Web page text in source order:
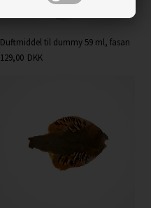
Duftmiddel til dummy 59 ml, fasan
129,00 DKK